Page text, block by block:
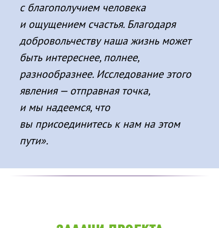
с благополучием человека
и ощущением счастья. Благодаря
добровольчеству наша жизнь может
быть интереснее, полнее,
разнообразнее. Исследование этого
явления — отправная точка,
и мы надеемся, что
вы присоединитесь к нам на этом
пути».